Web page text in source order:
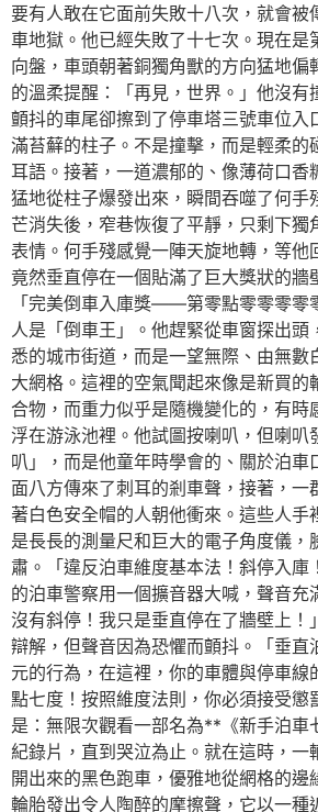
要有人敢在它面前失敗十八次，就會被
車地獄。他已經失敗了十七次。現在是
向盤，車頭朝著銅獨角獸的方向猛地偏
的溫柔提醒：「再見，世界。」他沒有
顫抖的車尾卻擦到了停車塔三號車位入
滿苔蘚的柱子。不是撞擊，而是輕柔的
耳語。接著，一道濃郁的、像薄荷口香
猛地從柱子爆發出來，瞬間吞噬了何手
芒消失後，窄巷恢復了平靜，只剩下獨
表情。何手殘感覺一陣天旋地轉，等他
竟然垂直停在一個貼滿了巨大獎狀的牆
「完美倒車入庫獎——第零點零零零零
人是「倒車王」。他趕緊從車窗探出頭
悉的城市街道，而是一望無際、由無數
大網格。這裡的空氣聞起來像是新買的
合物，而重力似乎是隨機變化的，有時
浮在游泳池裡。他試圖按喇叭，但喇叭
叭」，而是他童年時學會的、關於泊車
面八方傳來了刺耳的剎車聲，接著，一
著白色安全帽的人朝他衝來。這些人手
是長長的測量尺和巨大的電子角度儀，
肅。「違反泊車維度基本法！斜停入庫
的泊車警察用一個擴音器大喊，聲音充
沒有斜停！我只是垂直停在了牆壁上！
辯解，但聲音因為恐懼而顫抖。「垂直
元的行為，在這裡，你的車體與停車
點七度！按照維度法則，你必須接受懲
是：無限次觀看一部名為**《新手泊車
紀錄片，直到哭泣為止。就在這時，一
開出來的黑色跑車，優雅地從網格的邊
輪胎發出令人陶醉的摩擦聲，它以一種